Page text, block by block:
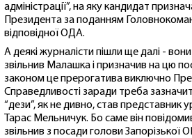
адміністрації”, на яку кандидат
Президента за поданням
відповідної ОДА.
А деякі журналісти пішли ще далі -
звільнив Малашка і призначив на цю
законом це прерогатива виключно
Справедливості заради треба
“дези”, як не дивно, став представник
Тарас Мельничук. Бо саме він
звільнив з посади голови